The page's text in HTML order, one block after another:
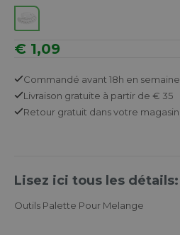
€ 1,09
Commandé avant 18h en semaine,
Livraison gratuite à partir de € 35
Retour gratuit dans votre magasin
Lisez ici tous les détails:
Outils Palette Pour Melange